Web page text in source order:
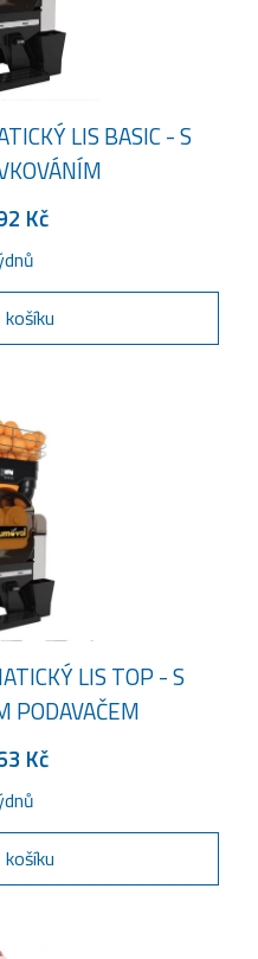
LIS BASIC - S
Kč
LIS TOP - S
PODAVAČEM
Kč